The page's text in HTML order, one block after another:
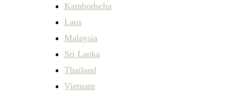
Kambodscha
Laos
Malaysia
Sri Lanka
Thailand
Vietnam